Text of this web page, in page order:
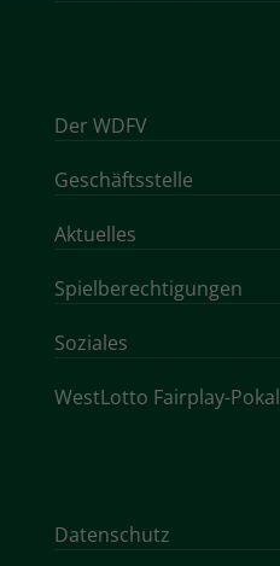
Der WDFV
Geschäftsstelle
Aktuelles
Spielberechtigungen
Soziales
WestLotto Fairplay-Pokal
Datenschutz